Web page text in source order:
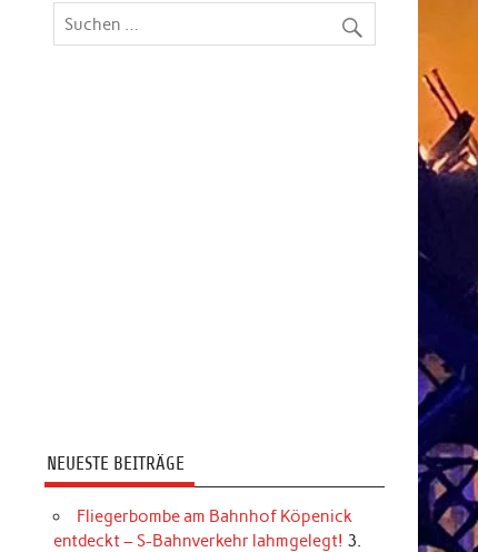
NEUESTE BEITRÄGE
Fliegerbombe am Bahnhof Köpenick
entdeckt – S-Bahnverkehr lahmgelegt! 3.